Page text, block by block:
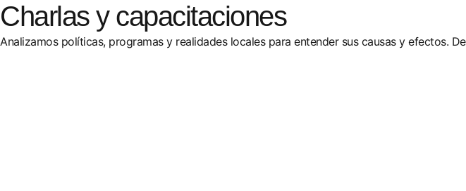
Charlas y capacitaciones
Analizamos políticas, programas y realidades locales para entender sus causas y efectos.